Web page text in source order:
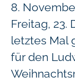
8.
Freitag, 23.
letztes Mal
für den